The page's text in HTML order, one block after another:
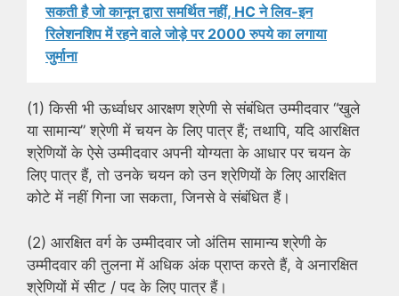
सकती है जो कानून द्वारा समर्थित नहीं, HC ने लिव-इन
रिलेशनशिप में रहने वाले जोड़े पर 2000 रुपये का लगाया
जुर्माना
(1) किसी भी ऊर्ध्वाधर आरक्षण श्रेणी से संबंधित उम्मीदवार “खुले
या सामान्य” श्रेणी में चयन के लिए पात्र हैं; तथापि, यदि आरक्षित
श्रेणियों के ऐसे उम्मीदवार अपनी योग्यता के आधार पर चयन के
लिए पात्र हैं, तो उनके चयन को उन श्रेणियों के लिए आरक्षित
कोटे में नहीं गिना जा सकता, जिनसे वे संबंधित हैं।
(2) आरक्षित वर्ग के उम्मीदवार जो अंतिम सामान्य श्रेणी के
उम्मीदवार की तुलना में अधिक अंक प्राप्त करते हैं, वे अनारक्षित
श्रेणियों में सीट / पद के लिए पात्र हैं।